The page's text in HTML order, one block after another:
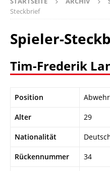
Steckbrief
Spieler-
Tim-Frederik
Position Abwehr
Alter 29
Nationalität
Rückennummer 34